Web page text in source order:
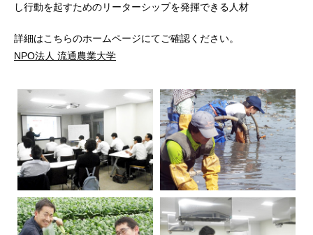
し行動を起すためのリーターシップを発揮できる人材
詳細はこちらのホームページにてご確認ください。
NPO法人 流通農業大学